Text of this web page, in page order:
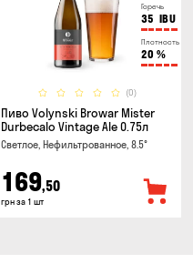
Горечь
35 IBU
Плотность
20 %
(0)
Пиво Volynski Browar Mister
Durbecalo Vintage Ale 0.75л
Светлое, Нефильтрованное, 8.5°
169,50
грн за 1 шт